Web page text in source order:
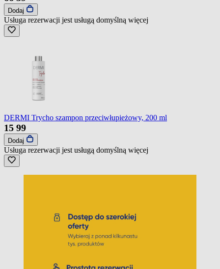
Dodaj
Usługa rezerwacji jest usługą domyślną więcej
DERMI Trycho szampon przeciwłupieżowy, 200 ml
15 99
Dodaj
Usługa rezerwacji jest usługą domyślną więcej